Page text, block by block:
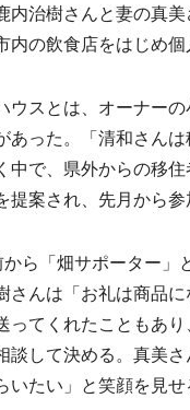
治樹さんと妻の真
内の飲食店をはじめ
スとは、オーナー
あった。「清和さん
中で、県外からの移
提案され、先月から参
ら「畑サポーター」
さんは「お礼は商品
ってくれたこともあ
談して決める。真美
いたい」と笑顔を見せ